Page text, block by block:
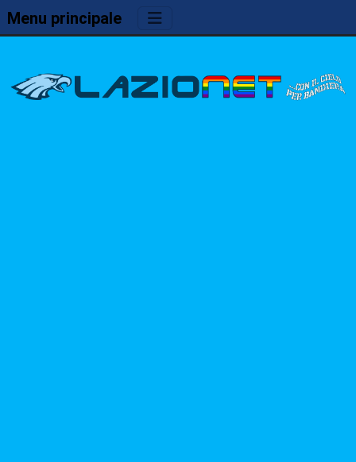
Menu principale